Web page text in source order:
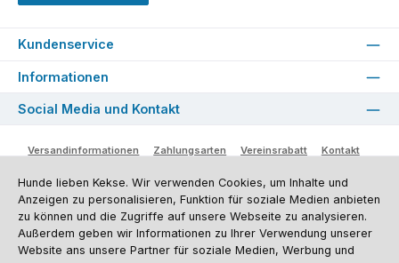
Kundenservice
Informationen
Social Media und Kontakt
Versandinformationen Zahlungsarten Vereinsrabatt
Kontakt
Alle Preise inkl. gesetzl. Mehrwertsteuer zzgl. Versandkosten, wenn nicht
anders angegeben. Preise vor dem Login werden in Euro (DE) angezeigt.
Streichpreise = UVP-Preise. Abbildungen ähnlich. Änderungen
vorbehalten.
© 2026 Sporthund - Alle Rechte vorbehalten. Theme byThemeWare®
Hunde lieben Kekse. Wir verwenden Cookies, um Inhalte und
Anzeigen zu personalisieren, Funktion für soziale Medien anbieten
zu können und die Zugriffe auf unsere Webseite zu analysieren.
Außerdem geben wir Informationen zu Ihrer Verwendung unserer
Website ans unsere Partner für soziale Medien, Werbung und